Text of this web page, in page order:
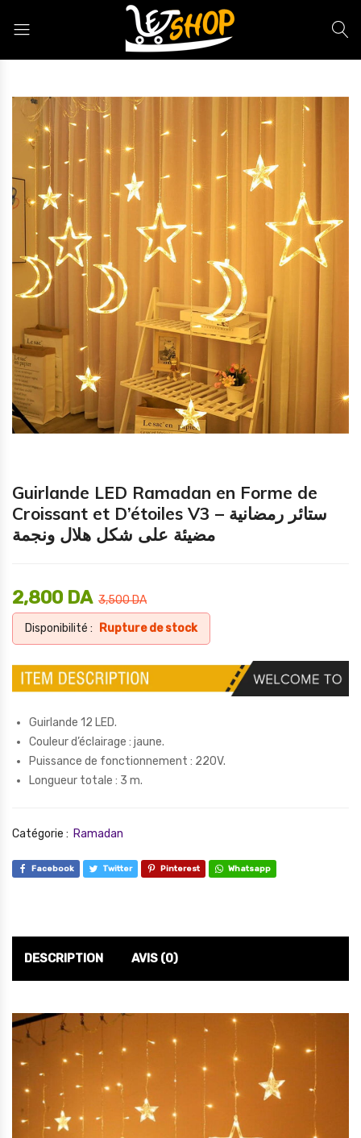
Guirlande LED Ramadan en Forme de
Croissant et D’étoiles V3 – ستائر رمضانية
مضيئة على شكل هلال ونجمة
3,500DA
2,800 DA
Disponibilité : Rupture de stock
Guirlande 12 LED.
Couleur d’éclairage : jaune.
Puissance de fonctionnement : 220V.
Longueur totale : 3 m.
Catégorie : Ramadan
Facebook Twitter Pinterest Whatsapp
DESCRIPTION AVIS (0)